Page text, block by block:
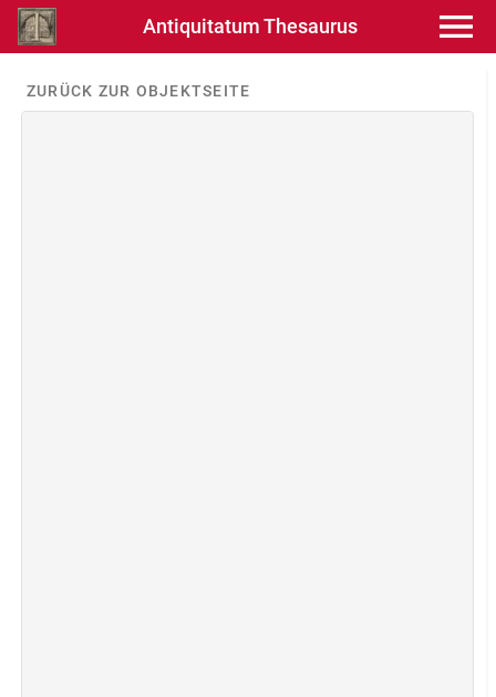
Antiquitatum Thesaurus
ZURÜCK ZUR OBJEKTSEITE